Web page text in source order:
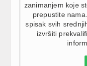
zanimanjem koje
prepustite
spisak svih
izvršiti